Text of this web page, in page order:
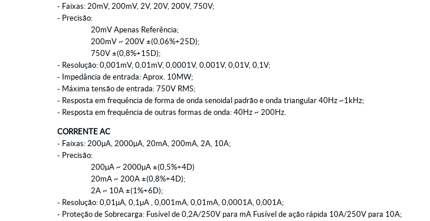
- Faixas: 20mV, 200mV, 2V, 20V, 200V, 750V;
- Precisão:
20mV Apenas Referência;
200mV ~ 200V ±(0,06%+25D);
750V ±(0,8%+15D);
- Resolução: 0,001mV, 0,01mV, 0,0001V, 0,001V, 0,01V, 0,1V;
- Impedância de entrada: Aprox. 10MW;
- Máxima tensão de entrada: 750V RMS;
- Resposta em frequência de forma de onda senoidal padrão e onda triangular 40Hz ~1kHz;
- Resposta em frequência de outras formas de onda: 40Hz ~ 200Hz.
CORRENTE AC
- Faixas: 200µA, 2000µA, 20mA, 200mA, 2A, 10A;
- Precisão:
200µA ~ 2000µA ±(0,5%+4D)
20mA ~ 200A ±(0,8%+4D);
2A ~ 10A ±(1%+6D);
- Resolução: 0,01µA, 0,1µA , 0,001mA, 0,01mA, 0,0001A, 0,001A;
- Proteção de Sobrecarga: Fusível de 0,2A/250V para mA Fusível de ação rápida 10A/250V para 10A;